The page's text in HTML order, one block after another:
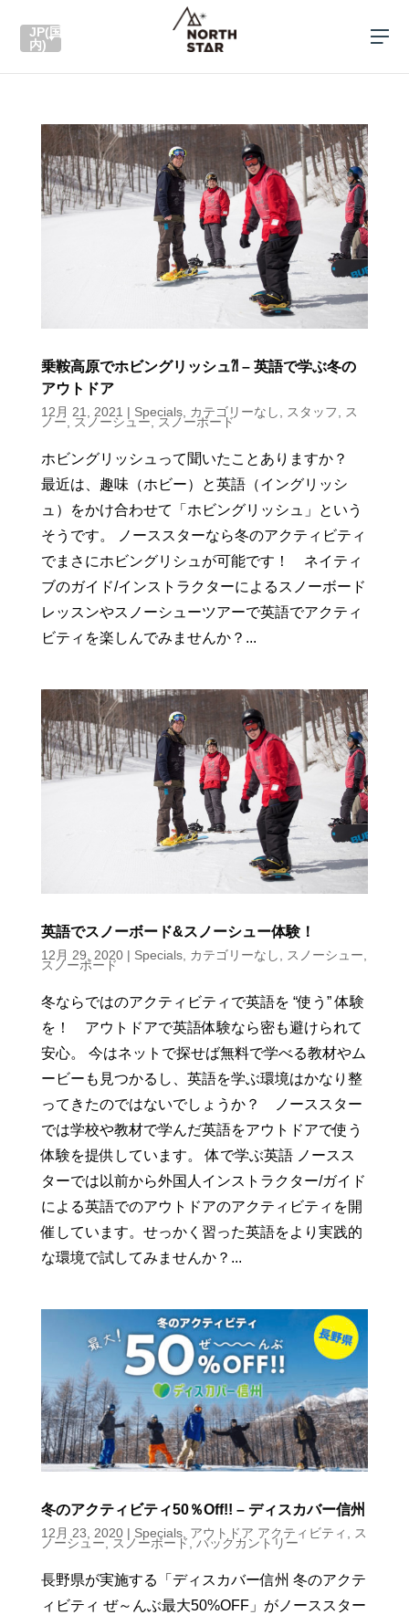
JP(国
内)
乗鞍高原でホビングリッシュ⁈ – 英語で学ぶ冬の
アウトドア
12月 21, 2021 | Specials, カテゴリーなし スタッフ ス
ノー スノーシュー スノーボード
ホビングリッシュって聞いたことありますか？
最近は、趣味（ホビー）と英語（イングリッシ
ュ）をかけ合わせて「ホビングリッシュ」という
そうです。 ノーススターなら冬のアクティビティ
でまさにホビングリシュが可能です！ ネイティ
ブのガイド/インストラクターによるスノーボード
レッスンやスノーシューツアーで英語でアクティ
ビティを楽しんでみませんか？...
英語でスノーボード&スノーシュー体験！
12月 29, 2020| Specials, カテゴリーなし スノーシュー
スノーボード
冬ならではのアクティビティで英語を “使う” 体験
を！ アウトドアで英語体験なら密も避けられて
安心。 今はネットで探せば無料で学べる教材やム
ービーも見つかるし、英語を学ぶ環境はかなり整
ってきたのではないでしょうか？ ノーススター
では学校や教材で学んだ英語をアウトドアで使う
体験を提供しています。 体で学ぶ英語 ノースス
ターでは以前から外国人インストラクター/ガイド
による英語でのアウトドアのアクティビティを開
催しています。せっかく習った英語をより実践的
な環境で試してみませんか？...
冬のアクティビティ50％Off!! – ディスカバー信州
12月 23, 2020| Specials, アウトドア アクティビティ , ス
ノーシュー, スノーボード,バックカントリー
長野県が実施する「ディスカバー信州 冬のアクテ
ィビティ ぜ～んぶ最大50%OFF」がノーススター